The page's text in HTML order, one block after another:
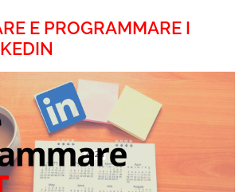
E PROGRAMMARE I